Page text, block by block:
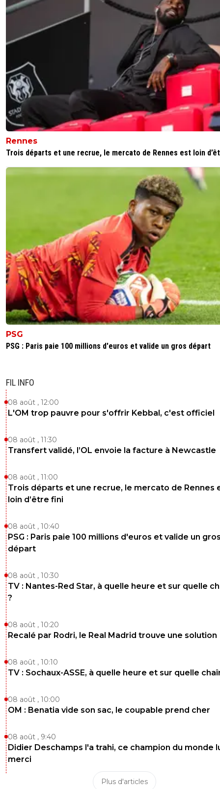
Rennes
Trois départs et une recrue, le mercato de Rennes est loin
PSG
PSG : Paris paie 100 millions d'euros et valide un gros départ
FIL INFO
08 août , 12:00
L'OM trop pauvre pour s'offrir Kebbal, c'est officiel
08 août , 11:30
Transfert validé, l’OL envoie la facture à Newcastle
08 août , 11:00
Trois départs et une recrue, le mercato de Rennes
loin d’être fini
08 août , 10:40
PSG : Paris paie 100 millions d'euros et valide un
départ
08 août , 10:30
TV : Nantes-Red Star, à quelle heure et sur quelle
?
08 août , 10:20
Recalé par Rodri, le Real Madrid trouve une solution
08 août , 10:10
TV : Sochaux-ASSE, à quelle heure et sur quelle
08 août , 10:00
OM : Benatia vide son sac, le coupable prend cher
08 août , 9:40
Didier Deschamps l'a trahi, ce champion du monde
merci
Plus d'articles